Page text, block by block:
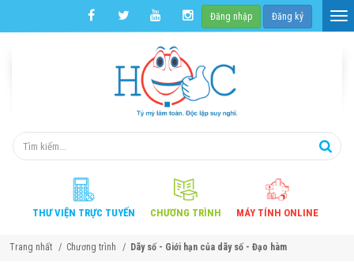
Đăng nhập Đăng ký
THƯ VIỆN TRỰC TUYẾN CHƯƠNG TRÌNH MÁY TÍNH ONLINE
Trang nhất Chương trình Dãy số - Giới hạn của dãy số - Đạo hàm